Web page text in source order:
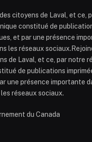
citoyens de Laval, et ce,
constitué de
et par une présence
les réseaux
de Laval, et ce, par notre
de publications
une présence importante
réseaux sociaux.
du Canada